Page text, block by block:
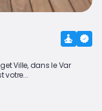
Ville, dans le Var
votre...